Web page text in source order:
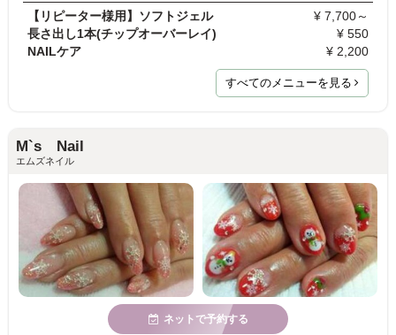
【リピーター様用】ソフトジェル
¥ 7,700～
長さ出し1本(チップオーバーレイ)
¥ 550
NAILケア
¥ 2,200
すべてのメニューを見る
M`s Nail
エムズネイル
ネットで予約する